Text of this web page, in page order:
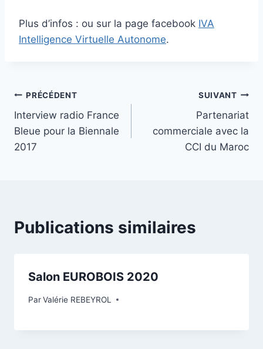
Plus d’infos : ou sur la page facebook IVA
Intelligence Virtuelle Autonome.
PRÉCÉDENT
Interview radio France
Bleue pour la Biennale
2017
SUIVANT
Partenariat
commerciale avec la
CCI du Maroc
Publications similaires
Salon EUROBOIS 2020
ParValérie REBEYROL